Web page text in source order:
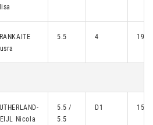
5.5 4
Nicola
5.5 /
5.5
D1